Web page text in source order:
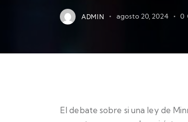
ADMIN agosto 20, 2024 0
El debate sobre si una ley de